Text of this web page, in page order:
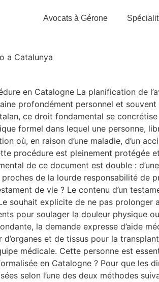
Avocats à Gérone
en Catalogne La planification de
profondément personnel et
ce droit fondamental se
formel dans lequel une personne,
où, en raison d’une maladie, d’un
procédure est pleinement protégée
de ce document est double :
proches de la lourde responsabilité
de vie ? Le contenu d’un
souhait explicite de ne pas
pour soulager la douleur physique
la demande expresse d’aide
d’organes et de tissus pour la
médicale. Cette personne est
en Catalogne ? Pour que
selon l’une des deux méthodes